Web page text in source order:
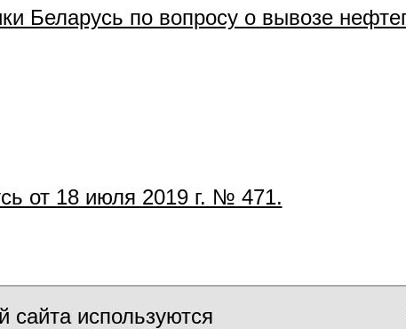
Беларусь по вопросу о вывозе
от 18 июля 2019 г. № 471.
сайта используются